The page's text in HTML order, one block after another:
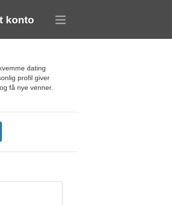
konto
dating
profil giver
få nye venner.